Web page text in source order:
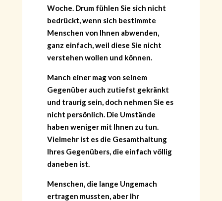
Woche. Drum fühlen Sie sich nicht
bedrückt, wenn sich bestimmte
Menschen von Ihnen abwenden,
ganz einfach, weil diese Sie nicht
verstehen wollen und können.
Manch einer mag von seinem
Gegenüber auch zutiefst gekränkt
und traurig sein, doch nehmen Sie es
nicht persönlich. Die Umstände
haben weniger mit Ihnen zu tun.
Vielmehr ist es die Gesamthaltung
Ihres Gegenübers, die einfach völlig
daneben ist.
Menschen, die lange Ungemach
ertragen mussten, aber Ihr